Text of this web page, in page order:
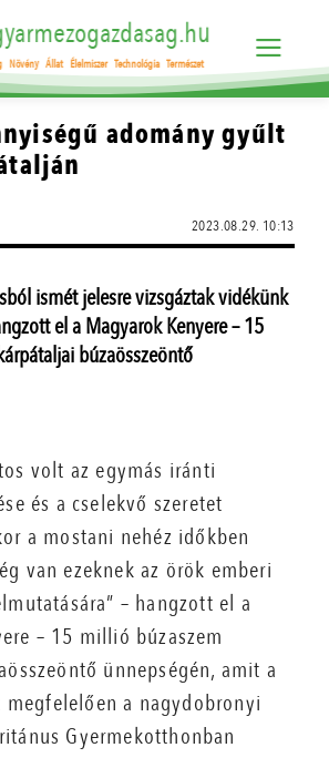
Növény Állat Élelmiszer Technológia Természet
adomány gyűlt
2023.08.29. 10:13
ismét jelesre vizsgáztak vidékünk
el a Magyarok Kenyere – 15
búzaösszeöntő
volt az egymás iránti
és a cselekvő szeretet
a mostani nehéz időkben
van ezeknek az örök emberi
– hangzott el a
– 15 millió búzaszem
ünnepségén, amit a
megfelelően a nagydobronyi
Gyermek­otthonban